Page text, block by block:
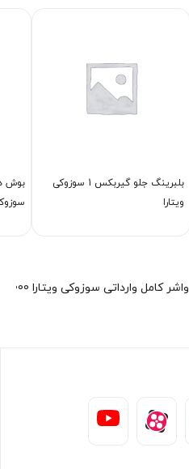
بلبرینگ جلو گیربكس 1 سوزوکی
ویتارا
بوش
واشر كامل وارداتی سوزوکی ویتارا 2000